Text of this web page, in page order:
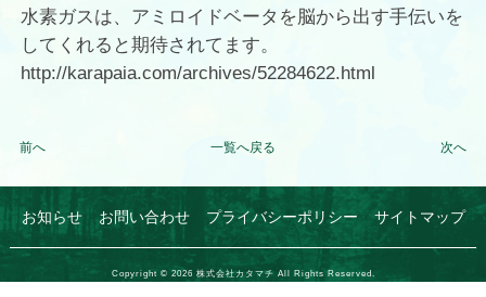
水素ガスは、アミロイドベータを脳から出す手伝いを
してくれると期待されてます。
http://karapaia.com/archives/52284622.html
前へ 一覧へ戻る 次へ
お知らせ お問い合わせ プライバシーポリシー サイトマップ
Copyright © 2026 株式会社カタマチ All Rights Reserved.